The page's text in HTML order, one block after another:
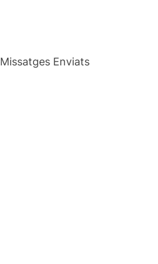
Missatges Enviats